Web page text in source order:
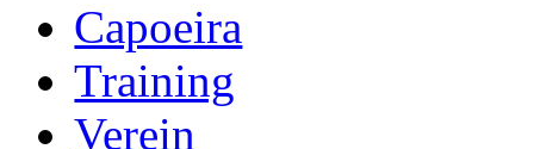
Capoeira
Training
Verein